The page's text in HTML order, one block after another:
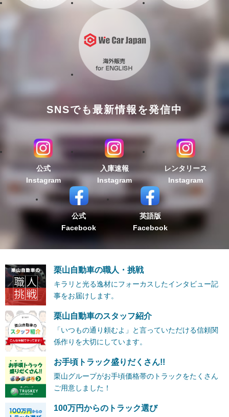
SNSでも最新情報を発信中
公式
Instagram
入庫速報
Instagram
レンタリース
Instagram
公式
Facebook
英語版
Facebook
栗山自動車の職人・挑戦
キラリと光る逸材にフォーカスしたインタビュー記
事をお届けします。
栗山自動車のスタッフ紹介
「いつもの通り頼むよ」と言っていただける信頼関
係作りを大切にしています。
お手頃トラック盛りだくさん!!
栗山グループがお手頃価格帯のトラックをたくさん
ご用意しました！
100万円からのトラック選び